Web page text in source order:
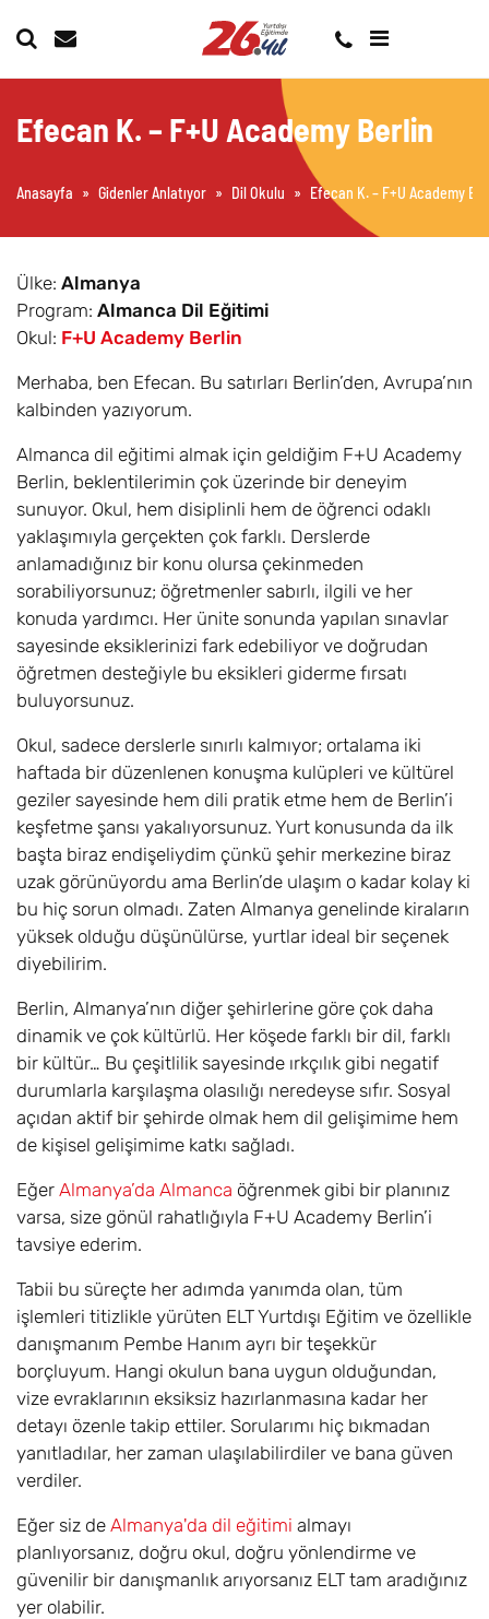
Efecan K. – F+U Academy Berlin
Anasayfa » Gidenler Anlatıyor » Dil Okulu » Efecan K. – F+U Academy
Ülke: Almanya
Program: Almanca Dil Eğitimi
Okul: F+U Academy Berlin
Merhaba, ben Efecan. Bu satırları Berlin’den, Avrupa’nın
kalbinden yazıyorum.
Almanca dil eğitimi almak için geldiğim F+U Academy
Berlin, beklentilerimin çok üzerinde bir deneyim
sunuyor. Okul, hem disiplinli hem de öğrenci odaklı
yaklaşımıyla gerçekten çok farklı. Derslerde
anlamadığınız bir konu olursa çekinmeden
sorabiliyorsunuz; öğretmenler sabırlı, ilgili ve her
konuda yardımcı. Her ünite sonunda yapılan sınavlar
sayesinde eksiklerinizi fark edebiliyor ve doğrudan
öğretmen desteğiyle bu eksikleri giderme fırsatı
buluyorsunuz.
Okul, sadece derslerle sınırlı kalmıyor; ortalama iki
haftada bir düzenlenen konuşma kulüpleri ve kültürel
geziler sayesinde hem dili pratik etme hem de Berlin’i
keşfetme şansı yakalıyorsunuz. Yurt konusunda da ilk
başta biraz endişeliydim çünkü şehir merkezine biraz
uzak görünüyordu ama Berlin’de ulaşım o kadar kolay ki
bu hiç sorun olmadı. Zaten Almanya genelinde kiraların
yüksek olduğu düşünülürse, yurtlar ideal bir seçenek
diyebilirim.
Berlin, Almanya’nın diğer şehirlerine göre çok daha
dinamik ve çok kültürlü. Her köşede farklı bir dil, farklı
bir kültür… Bu çeşitlilik sayesinde ırkçılık gibi negatif
durumlarla karşılaşma olasılığı neredeyse sıfır. Sosyal
açıdan aktif bir şehirde olmak hem dil gelişimime hem
de kişisel gelişimime katkı sağladı.
Eğer Almanya’da Almanca öğrenmek gibi bir planınız
varsa, size gönül rahatlığıyla F+U Academy Berlin’i
tavsiye ederim.
Tabii bu süreçte her adımda yanımda olan, tüm
işlemleri titizlikle yürüten ELT Yurtdışı Eğitim ve özellikle
danışmanım Pembe Hanım ayrı bir teşekkür
borçluyum. Hangi okulun bana uygun olduğundan,
vize evraklarının eksiksiz hazırlanmasına kadar her
detayı özenle takip ettiler. Sorularımı hiç bıkmadan
yanıtladılar, her zaman ulaşılabilirdiler ve bana güven
verdiler.
Eğer siz de Almanya'da dil eğitimi almayı
planlıyorsanız, doğru okul, doğru yönlendirme ve
güvenilir bir danışmanlık arıyorsanız ELT tam aradığınız
yer olabilir.